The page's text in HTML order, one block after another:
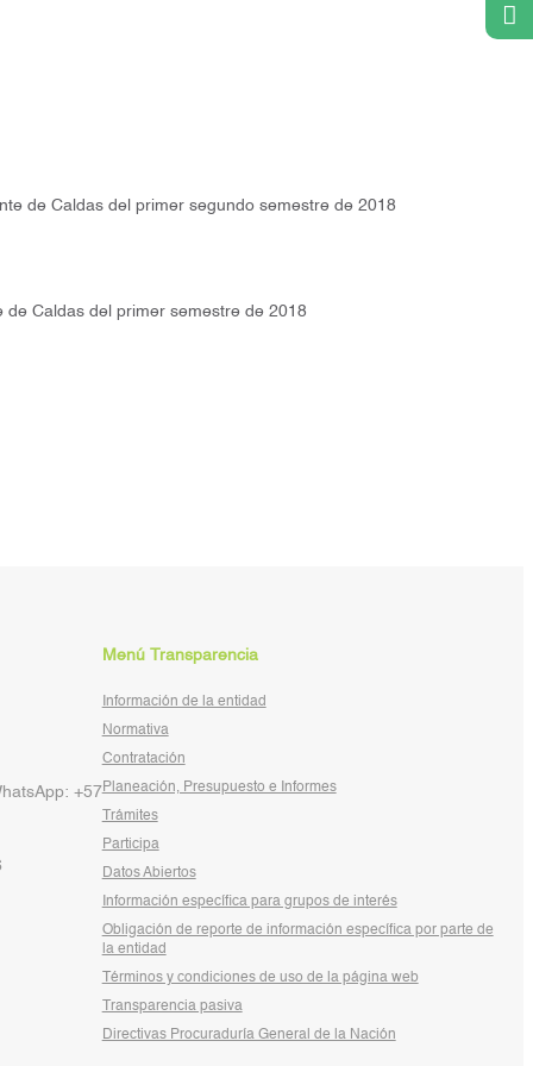
de Caldas del primer segundo semestre de 2018
Caldas del primer semestre de 2018
+57
Menú Transparencia
Información de la entidad
Normativa
Contratación
Planeación, Presupuesto e Informes
Trámites
Participa
Datos Abiertos
Información específica para grupos de interés
Obligación de reporte de información específica por parte de
la entidad
Términos y condiciones de uso de la página web
Transparencia pasiva
Directivas Procuraduría General de la Nación